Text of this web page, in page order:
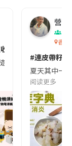
😱出發前切記檢查
遊的民眾，近期要
營養
香港
#連皮帶籽
夏天其中一
阅读更多